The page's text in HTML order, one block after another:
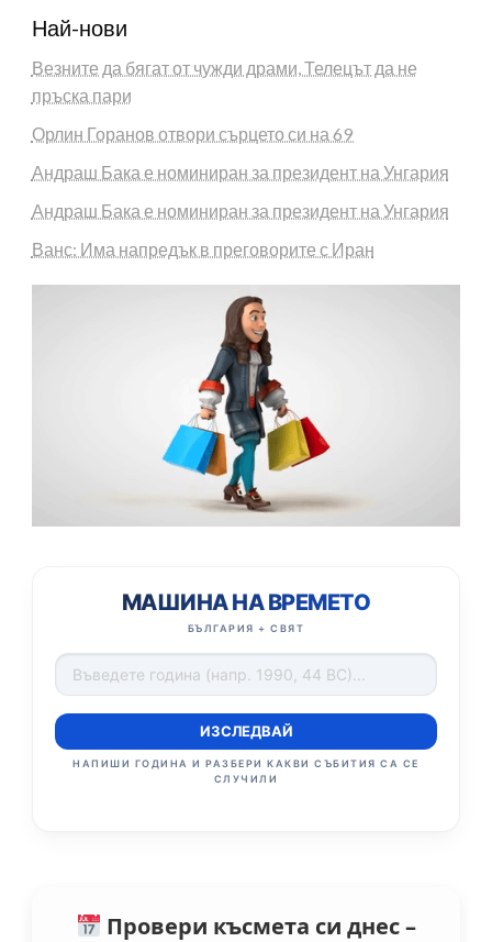
Най-нови
Везните да бягат от чужди драми, Телецът да не
пръска пари
Орлин Горанов отвори сърцето си на 69
Андраш Бака е номиниран за президент на Унгария
Андраш Бака е номиниран за президент на Унгария
Ванс: Има напредък в преговорите с Иран
МАШИНА НА ВРЕМЕТО
БЪЛГАРИЯ + СВЯТ
ИЗСЛЕДВАЙ
НАПИШИ ГОДИНА И РАЗБЕРИ КАКВИ СЪБИТИЯ СА СЕ
СЛУЧИЛИ
Провери късмета си днес –